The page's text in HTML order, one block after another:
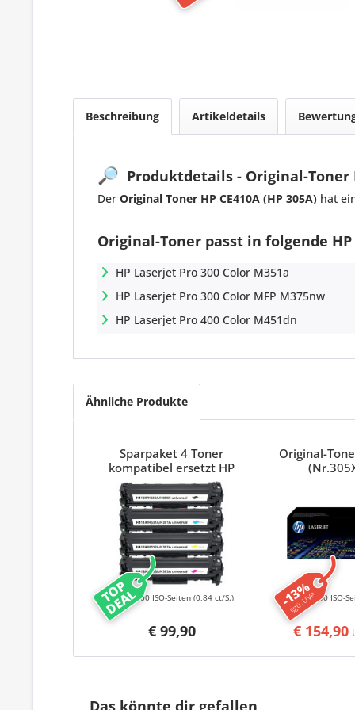
Beschreibung Artikeldetails
🔎 Produktdetails - Original-Toner
Der Original Toner HP CE410A (HP 305A) hat
Original-Toner passt in folgende
HP Laserjet Pro 300 Color M351a
HP Laserjet Pro 300 Color MFP M375nw
HP Laserjet Pro 400 Color M451dn
Ähnliche Produkte
TOP
DEAL
Sparpaket 4 Toner
kompatibel ersetzt HP
304A/ 305A/ 312A/ Canon
718 Serie CMYK
€ 99,90
11800 ISO-Seiten(0,84 ct/S.) -13%
ggü. UVP
Original-
€ 154,90
4000 ISO-
Das könnte dir gefallen